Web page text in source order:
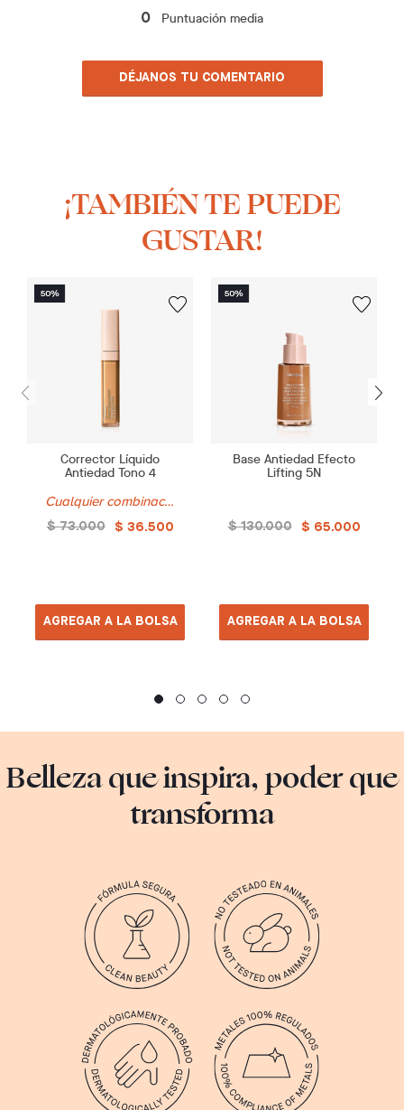
0 Puntuación media
DÉJANOS TU COMENTARIO
¡TAMBIÉN TE PUEDE
GUSTAR!
Corrector Líquido
Antiedad Tono 4
Cualquier combinación es posible.
$ 73.000 $ 36.500
AGREGAR A LA BOLSA
Base Antiedad Efecto
Lifting 5N
$ 130.000 $ 65.000
AGREGAR A LA BOLSA
Belleza que inspira, poder que
transforma